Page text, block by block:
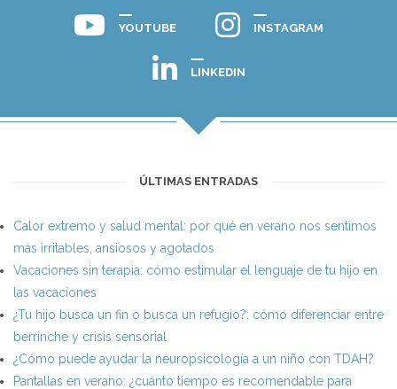
YOUTUBE INSTAGRAM
LINKEDIN
ÚLTIMAS ENTRADAS
Calor extremo y salud mental: por qué en verano nos sentimos
más irritables, ansiosos y agotados
Vacaciones sin terapia: cómo estimular el lenguaje de tu hijo en
las vacaciones
¿Tu hijo busca un fin o busca un refugio?: cómo diferenciar entre
berrinche y crisis sensorial
¿Cómo puede ayudar la neuropsicología a un niño con TDAH?
Pantallas en verano: ¿cuánto tiempo es recomendable para